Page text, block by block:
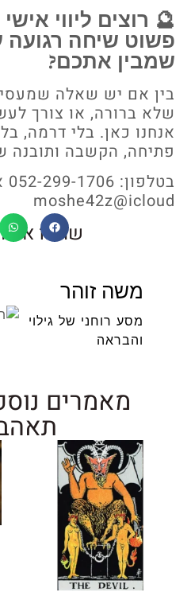
🔮 רוצים ליווי
פשוט שיחה רגועה
שמבין אתכם?
בין אם יש שאלה
שלא ברורה, או צורך
אנחנו כאן. בלי דרמה,
פתיחה, הקשבה ותובנה
moshe42z@icloud
שתפו את
משה זוהר
מסע רוחני של גילוי
והבראה
מאמרים